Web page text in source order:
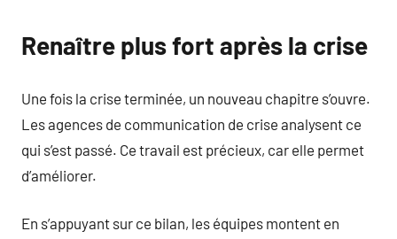
Renaître plus fort après la crise
Une fois la crise terminée, un nouveau chapitre s’ouvre.
Les agences de communication de crise analysent ce
qui s’est passé. Ce travail est précieux, car elle permet
d’améliorer.
En s’appuyant sur ce bilan, les équipes montent en